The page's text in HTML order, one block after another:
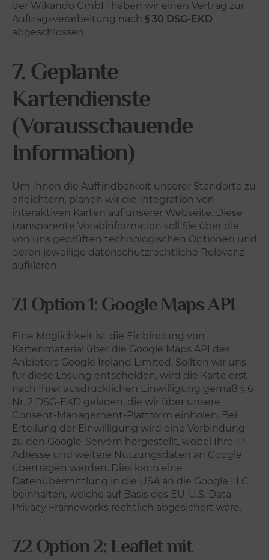
der Wikando GmbH haben wir einen Vertrag zur
Auftragsverarbeitung nach § 30 DSG-EKD
abgeschlossen.
7. Geplante
Kartendienste
(Vorausschauende
Information)
Um Ihnen die Auffindbarkeit unserer Standorte zu
erleichtern, planen wir die Integration von
interaktiven Karten auf unserer Webseite. Diese
transparente Vorabinformation soll Sie über die
von uns geprüften technologischen Optionen und
deren jeweilige datenschutzrechtliche Relevanz
aufklären.
7.1 Option 1: Google Maps API
Eine Möglichkeit ist die Einbindung von
Kartenmaterial über die Google Maps API des
Anbieters Google Ireland Limited. Sollten wir uns
für diese Lösung entscheiden, wird die Karte erst
nach Ihrer ausdrücklichen Einwilligung gemäß § 6
Nr. 2 DSG-EKD geladen, die wir über unsere
Consent-Management-Plattform einholen. Bei
Erteilung der Einwilligung wird eine Verbindung
zu den Google-Servern hergestellt, wobei Ihre IP-
Adresse und weitere Nutzungsdaten an Google
übertragen werden. Dies kann eine
Datenübermittlung in die USA an die Google LLC
beinhalten, welche auf Basis des EU-U.S. Data
Privacy Frameworks rechtlich abgesichert wäre.
7.2 Option 2: Leaflet mit